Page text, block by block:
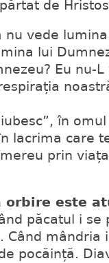
de
vede lumina
lui
Eu nu-
în
lacrima care
prin
este
păcatul i se
Când mândria
pocăință.